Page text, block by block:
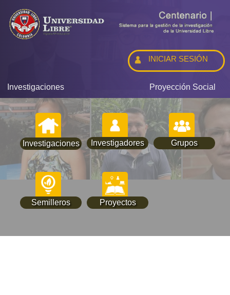
Investigaciones Proyección Social
Investigaciones Investigadores Grupos
Semilleros Proyectos
INICIAR SESIÓN